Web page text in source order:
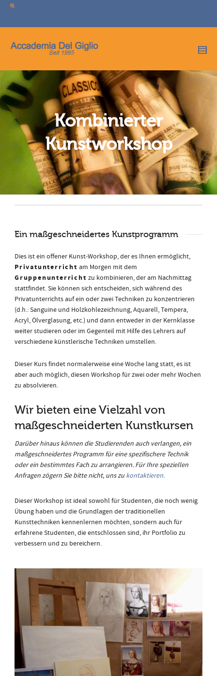
Kombinierter
Kunstworkshop
Ein maßgeschneidertes Kunstprogramm
Dies ist ein offener Kunst-Workshop, der es Ihnen ermöglicht,
Privatunterricht am Morgen mit dem
Gruppenunterricht zu kombinieren, der am Nachmittag
stattfindet. Sie können sich entscheiden, sich während des
Privatunterrichts auf ein oder zwei Techniken zu konzentrieren
(d.h.: Sanguine und Holzkohlezeichnung, Aquarell, Tempera,
Acryl, Ölverglasung, etc.) und dann entweder in der Kernklasse
weiter studieren oder im Gegenteil mit Hilfe des Lehrers auf
verschiedene künstlerische Techniken umstellen.
Dieser Kurs findet normalerweise eine Woche lang statt, es ist
aber auch möglich, diesen Workshop für zwei oder mehr Wochen
zu absolvieren.
Wir bieten eine Vielzahl von
maßgeschneiderten Kunstkursen
Darüber hinaus können die Studierenden auch verlangen, ein
maßgeschneidertes Programm für eine spezifischere Technik
oder ein bestimmtes Fach zu arrangieren. Für Ihre speziellen
Anfragen zögern Sie bitte nicht, uns zu kontaktieren.
Dieser Workshop ist ideal sowohl für Studenten, die noch wenig
Übung haben und die Grundlagen der traditionellen
Kunsttechniken kennenlernen möchten, sondern auch für
erfahrene Studenten, die entschlossen sind, ihr Portfolio zu
verbessern und zu bereichern.